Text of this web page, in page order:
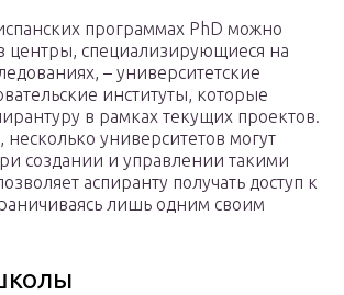
программах PhD можно
центры, специализирующиеся на
– университетские
институты, которые
в рамках текущих проектов.
университетов могут
создании и управлении такими
аспиранту получать доступ к
лишь одним своим